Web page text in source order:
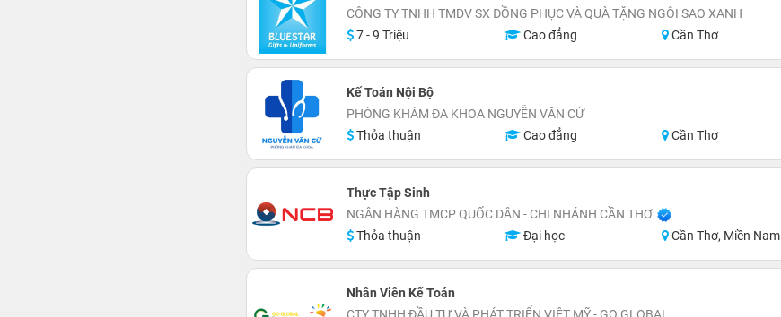
CÔNG TY TNHH TMDV SX ĐỒNG PHỤC VÀ QUÀ TẶNG NGÔI SAO XANH
7 - 9 Triệu
Cao đẳng Cần Thơ
Kế Toán Nội Bộ
PHÒNG KHÁM ĐA KHOA NGUYỄN VĂN CỪ
Thỏa thuận
Cao đẳng Cần Thơ
Thực Tập Sinh
NGÂN HÀNG TMCP QUỐC DÂN - CHI NHÁNH CẦN THƠ
Thỏa thuận
Đại học Cần Thơ, Miền Nam
Nhân Viên Kế Toán